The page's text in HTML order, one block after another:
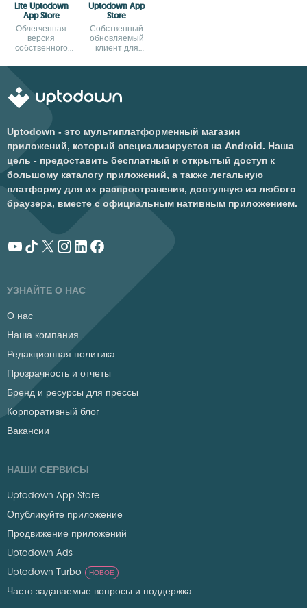
Lite Uptodown
App Store
Облегченная
версия
собственного
Uptodown
Uptodown App
Store
Собственный
обновляемый
клиент для
Uptodown - это мультиплатформенный магазин
приложений, который специализируется на Android. Наша
цель - предоставить бесплатный и открытый доступ к
большому каталогу приложений, а также легальную
платформу для их распространения, доступную из любого
браузера, вместе с официальным нативным приложением.
УЗНАЙТЕ О НАС
О нас
Наша компания
Редакционная политика
Прозрачность и отчеты
Бренд и ресурсы для прессы
Корпоративный блог
Вакансии
НАШИ СЕРВИСЫ
Uptodown App Store
Опубликуйте приложение
Продвижение приложений
Uptodown Ads
Uptodown Turbo
НОВОЕ
Часто задаваемые вопросы и поддержка